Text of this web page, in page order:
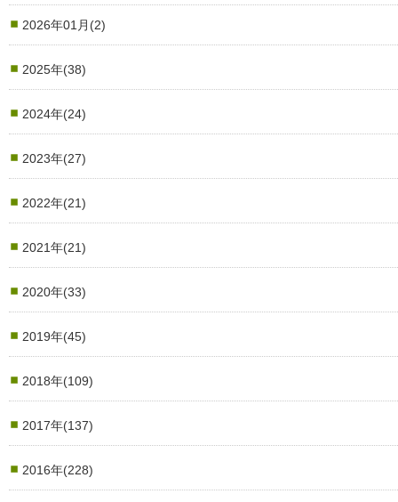
2026年01月(2)
2025年(38)
2024年(24)
2023年(27)
2022年(21)
2021年(21)
2020年(33)
2019年(45)
2018年(109)
2017年(137)
2016年(228)